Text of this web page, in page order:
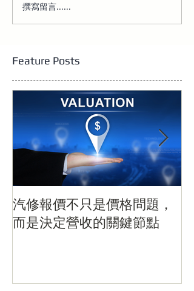
AI 不修車，但讓效率翻
倍：汽修現場的真正價值
撰寫留言......
Feature Posts
汽修報價不只是價格問題，
而是決定營收的關鍵節點